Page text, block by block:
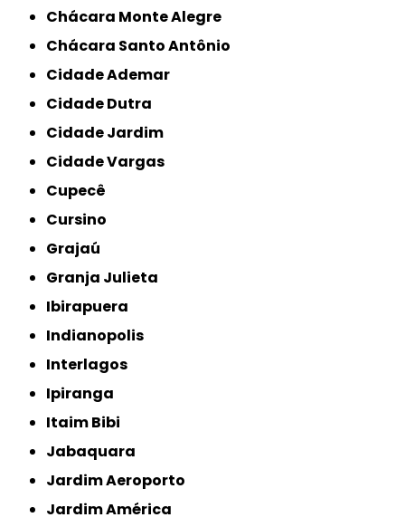
Chácara Monte Alegre
Chácara Santo Antônio
Cidade Ademar
Cidade Dutra
Cidade Jardim
Cidade Vargas
Cupecê
Cursino
Grajaú
Granja Julieta
Ibirapuera
Indianopolis
Interlagos
Ipiranga
Itaim Bibi
Jabaquara
Jardim Aeroporto
Jardim América